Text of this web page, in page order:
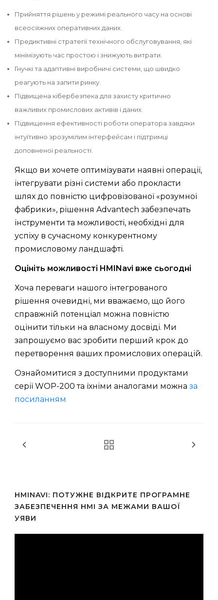
Прийняття рішень у режимі реального часу на основі
всеосяжних оперативних даних.
Предиктивні стратегії технічного обслуговування, які
мінімізують час простою і знижують витрати.
Гнучкі та адаптивні виробничі системи, що швидко
реагують на запити ринку.
Підвищена кібербезпека для захисту критично
важливих промислових активів і даних.
Підвищення ефективності роботи оператора завдяки
інтуїтивно зрозумілим інтерфейсам і підтримці
доповненої реальності.
Якщо ви хочете оптимізувати наявні операції,
інтегрувати різні системи або прокласти
шлях до повністю цифровізованої «розумної
фабрики», рішення Advantech забезпечать
інструменти та можливості, необхідні для
успіху в сучасному конкурентному
промисловому ландшафті.
Оцініть можливості HMINavi вже сьогодні
Хоча переваги нашого інтегрованого
рішення очевидні, ми вважаємо, що його
справжній потенціал можна повністю
оцінити тільки на власному досвіді. Ми
запрошуємо вас зробити перший крок до
перетворення ваших промислових операцій.
Ознайомитися з доступними продуктами
серії WOP-200 та їхніми аналогами можна за
посиланням
HMINAVI: ПОТУЖНЕ ВІДКРИТЕ ПРОГРАМНЕ
ЗАБЕЗПЕЧЕННЯ HMI ЗА МЕЖАМИ ВАШОЇ
УЯВИ